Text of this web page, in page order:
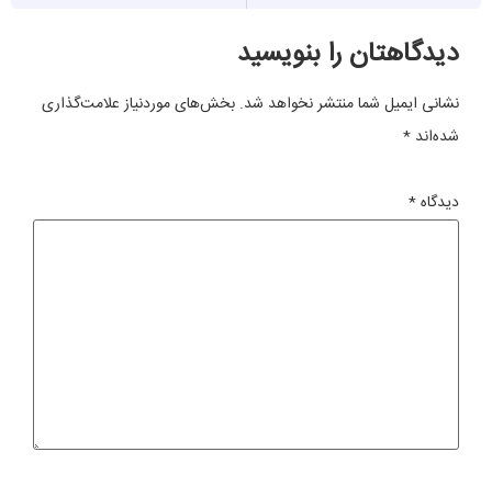
دیدگاهتان را بنویسید
نشانی ایمیل شما منتشر نخواهد شد. بخش‌های موردنیاز علامت‌گذاری
شده‌اند *
دیدگاه*